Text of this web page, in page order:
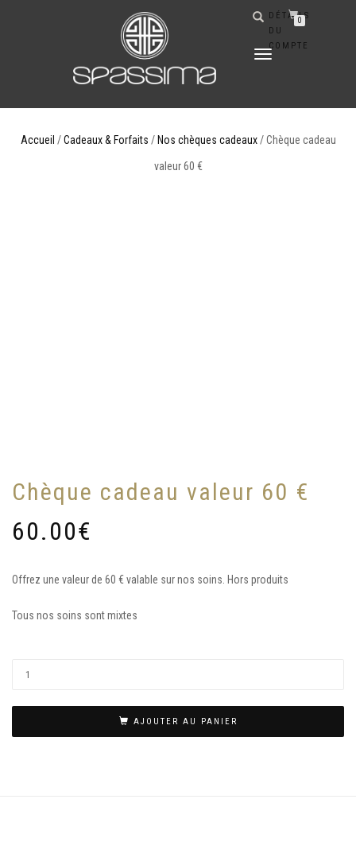
DÉPLIER
DÉTAILS
DU
COMPTE
0
Accueil /Cadeaux & Forfaits / Nos chèques cadeaux/ Chèque cadeau
valeur 60 €
Chèque cadeau valeur 60 €
60.00€
Offrez une valeur de 60 € valable sur nos soins. Hors produits
Tous nos soins sont mixtes
AJOUTER AU PANIER